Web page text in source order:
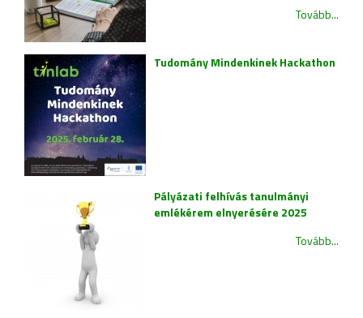
Tovább...
Tudomány Mindenkinek Hackathon
Pályázati felhívás tanulmányi
emlékérem elnyerésére 2025
Tovább...